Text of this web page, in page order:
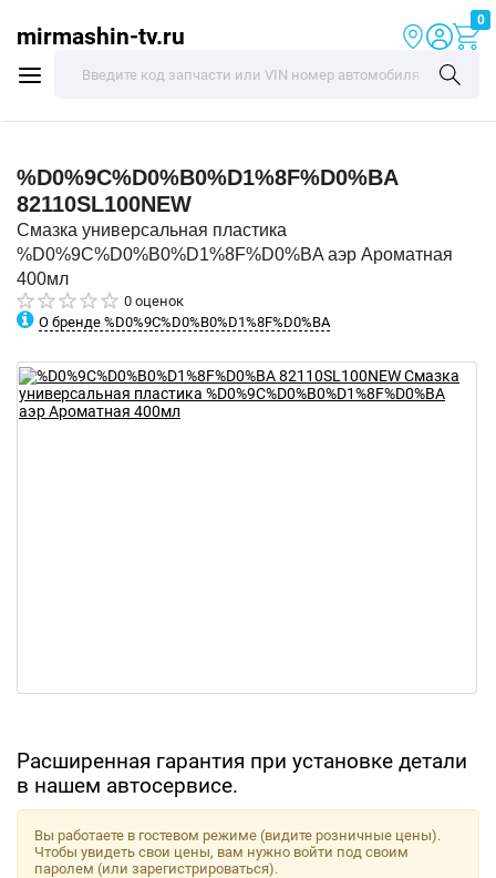
mirmashin-tv.ru
0
%D0%9C%D0%B0%D1%8F%D0%BA
82110SL100NEW
Смазка универсальная пластика
%D0%9C%D0%B0%D1%8F%D0%BA аэр Ароматная
400мл
0 оценок
О бренде %D0%9C%D0%B0%D1%8F%D0%BA
Расширенная гарантия при установке детали
в нашем автосервисе.
Вы работаете в гостевом режиме (видите розничные цены).
Чтобы увидеть свои цены, вам нужно войти под своим
паролем (или зарегистрироваться).